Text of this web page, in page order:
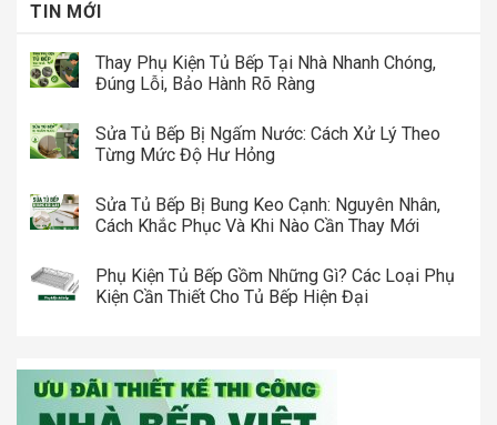
TIN MỚI
Thay Phụ Kiện Tủ Bếp Tại Nhà Nhanh Chóng,
Đúng Lỗi, Bảo Hành Rõ Ràng
Sửa Tủ Bếp Bị Ngấm Nước: Cách Xử Lý Theo
Từng Mức Độ Hư Hỏng
Sửa Tủ Bếp Bị Bung Keo Cạnh: Nguyên Nhân,
Cách Khắc Phục Và Khi Nào Cần Thay Mới
Phụ Kiện Tủ Bếp Gồm Những Gì? Các Loại Phụ
Kiện Cần Thiết Cho Tủ Bếp Hiện Đại